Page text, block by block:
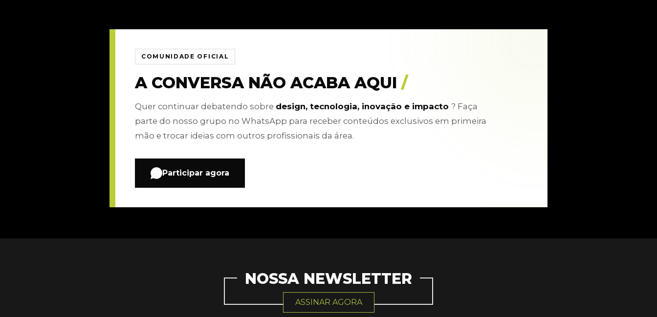
COMUNIDADE OFICIAL
A CONVERSA NÃO ACABA AQUI /
Quer continuar debatendo sobre design, tecnologia, inovação e impacto ? Faça
parte do nosso grupo no WhatsApp para receber conteúdos exclusivos em primeira
mão e trocar ideias com outros profissionais da área.
Participar agora
NOSSA NEWSLETTER
ASSINAR AGORA